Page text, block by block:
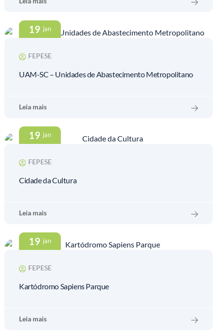
19 jan
FEPESE
UAM-SC – Unidades de Abastecimento Metropolitano
Leia mais
19 jan
FEPESE
Cidade da Cultura
Leia mais
19 jan
FEPESE
Kartódromo Sapiens Parque
Leia mais